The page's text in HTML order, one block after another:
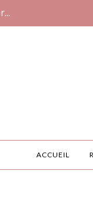
ACCUEIL